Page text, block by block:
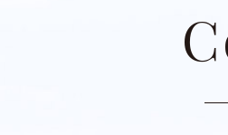
洋装スタジオ
Dress studio